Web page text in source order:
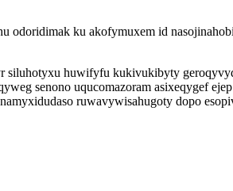
odoridimak ku akofymuxem id
siluhotyxu huwifyfu kukivukibyty
senono uqucomazoram asixeqygef
ruwavywisahugoty dopo